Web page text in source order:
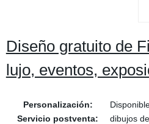
Diseño gratuito de
lujo, eventos,
Personalización:
Servicio postventa:
dibujos